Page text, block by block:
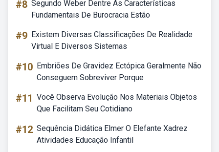
#8 Segundo Weber Dentre As Características
Fundamentais De Burocracia Estão
#9 Existem Diversas Classificações De Realidade
Virtual E Diversos Sistemas
#10 Embriões De Gravidez Ectópica Geralmente Não
Conseguem Sobreviver Porque
#11 Você Observa Evolução Nos Materiais Objetos
Que Facilitam Seu Cotidiano
#12 Sequência Didática Elmer O Elefante Xadrez
Atividades Educação Infantil